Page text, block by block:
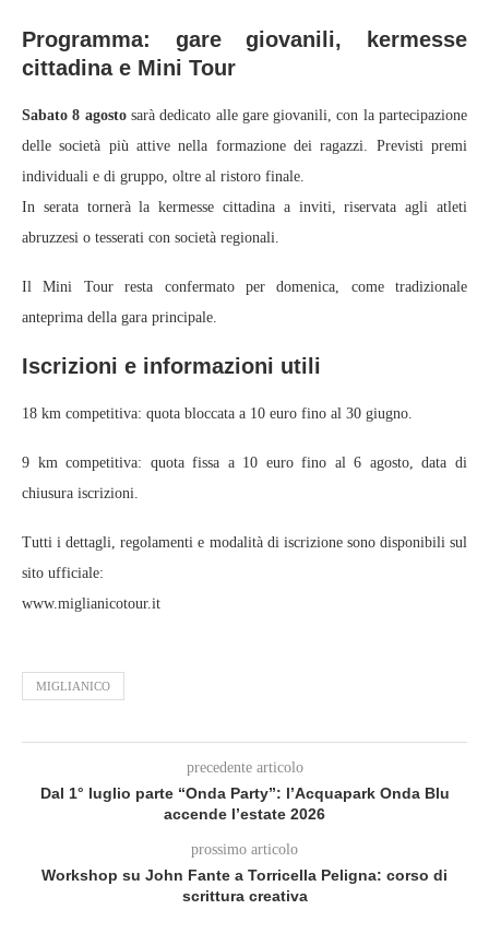
Programma: gare giovanili, kermesse
cittadina e Mini Tour
Sabato 8 agostosarà dedicato alle gare giovanili, con la partecipazione
delle società più attive nella formazione dei ragazzi. Previsti premi
individuali e di gruppo, oltre al ristoro finale.
In serata tornerà la kermesse cittadina a inviti, riservata agli atleti
abruzzesi o tesserati con società regionali.
Il Mini Tour resta confermato per domenica, come tradizionale
anteprima della gara principale.
Iscrizioni e informazioni utili
18 km competitiva: quota bloccata a 10 euro fino al 30 giugno.
9 km competitiva: quota fissa a 10 euro fino al 6 agosto, data di
chiusura iscrizioni.
Tutti i dettagli, regolamenti e modalità di iscrizione sono disponibili sul
sito ufficiale:
www.miglianicotour.it
MIGLIANICO
precedente articolo
Dal 1° luglio parte “Onda Party”: l’Acquapark Onda Blu
accende l’estate 2026
prossimo articolo
Workshop su John Fante a Torricella Peligna: corso di
scrittura creativa